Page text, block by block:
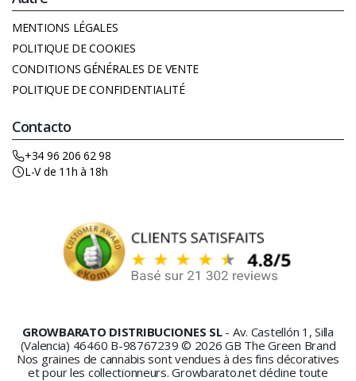
MENTIONS LÉGALES
POLITIQUE DE COOKIES
CONDITIONS GÉNÉRALES DE VENTE
POLITIQUE DE CONFIDENTIALITÉ
Contacto
+34 96 206 62 98
L-V de 11h à 18h
GROWBARATO DISTRIBUCIONES SL - Av. Castellón 1, Silla
(Valencia) 46460 B-98767239 © 2026 GB The Green Brand
Nos graines de cannabis sont vendues à des fins décoratives
et pour les collectionneurs. Growbarato.net décline toute